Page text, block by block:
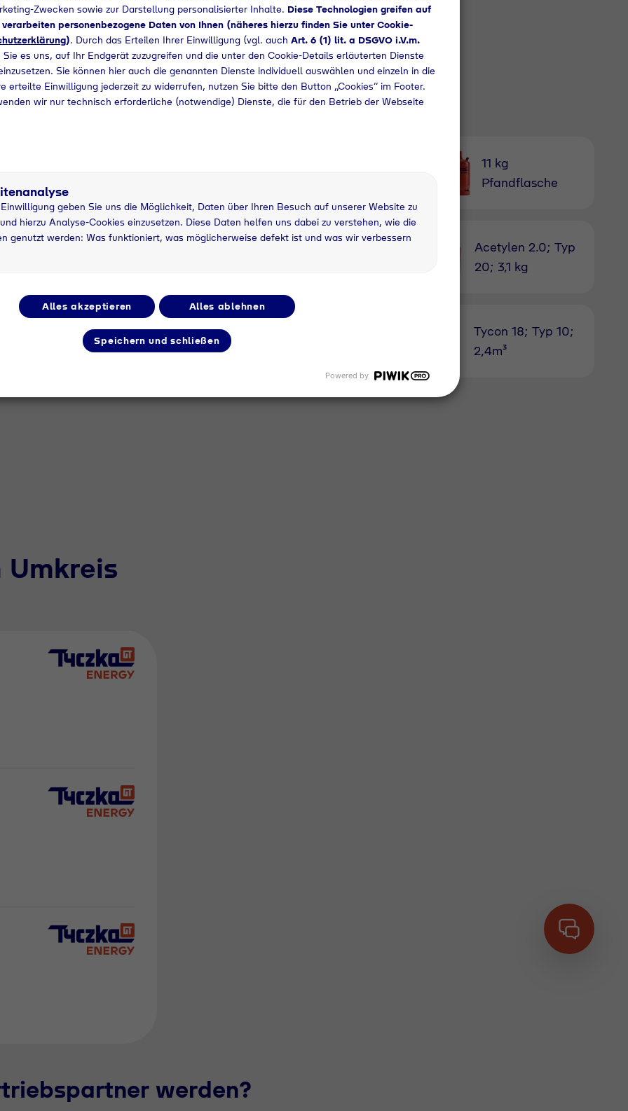
11 kg
Pfandflasche
Acetylen 2.0; Typ
20; 3,1 kg
Ballongas; Typ 20;
3,6m³
Tycon 18; Typ 10;
2,4m³
werden?
Zwecken sowie zur Darstellung personalisierter Inhalte. Diese Technologien greifen auf
personenbezogene Daten von Ihnen (näheres hierzu finden Sie unter Cookie-
). Durch das Erteilen Ihrer Einwilligung (vgl. auch Art. 6 (1) lit. a DSGVO i.V.m.
es uns, auf Ihr Endgerät zuzugreifen und die unter den Cookie-Details erläuterten Dienste
Sie können hier auch die genannten Dienste individuell auswählen und einzeln in die
erteilte Einwilligung jederzeit zu widerrufen, nutzen Sie bitte den Button „Cookies“ im Footer.
wir nur technisch erforderliche (notwendige) Dienste, die für den Betrieb der Webseite
geben Sie uns die Möglichkeit, Daten über Ihren Besuch auf unserer Website zu
hierzu Analyse-Cookies einzusetzen. Diese Daten helfen uns dabei zu verstehen, wie die
genutzt werden: Was funktioniert, was möglicherweise defekt ist und was wir verbessern
Alles akzeptieren Alles ablehnen
Speichern und schließen
Powered by